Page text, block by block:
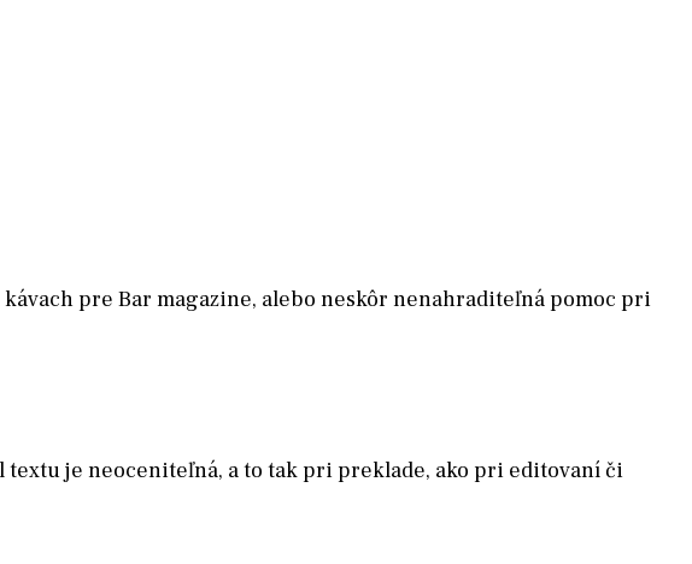
pre Bar magazine, alebo neskôr nenahraditeľná pomoc pri
textu je neoceniteľná, a to tak pri preklade, ako pri editovaní či